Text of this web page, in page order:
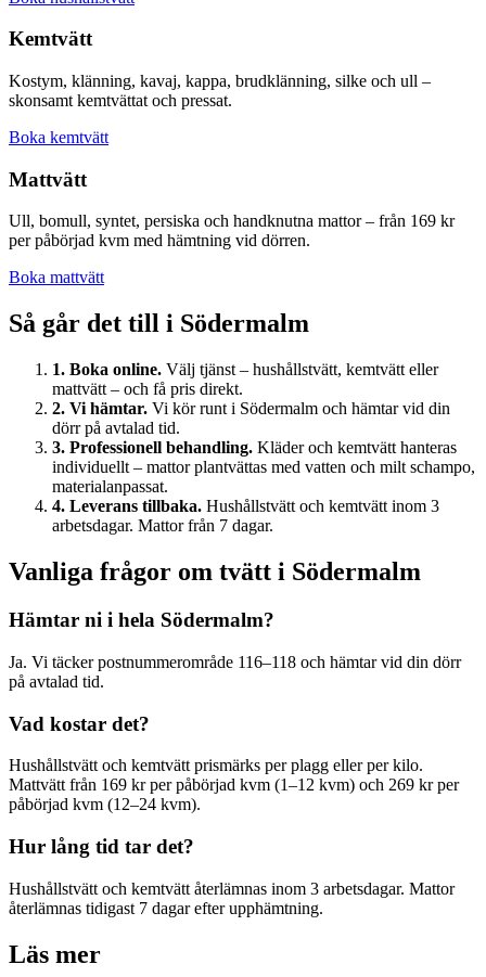
Kemtvätt
Kostym, klänning, kavaj, kappa, brudklänning, silke och ull –
skonsamt kemtvättat och pressat.
Boka kemtvätt
Mattvätt
Ull, bomull, syntet, persiska och handknutna mattor – från 169 kr
per påbörjad kvm med hämtning vid dörren.
Boka mattvätt
Så går det till i Södermalm
1. Boka online. Välj tjänst – hushållstvätt, kemtvätt eller
mattvätt – och få pris direkt.
2. Vi hämtar. Vi kör runt i Södermalm och hämtar vid din
dörr på avtalad tid.
3. Professionell behandling. Kläder och kemtvätt hanteras
individuellt – mattor plantvättas med vatten och milt schampo,
materialanpassat.
4. Leverans tillbaka. Hushållstvätt och kemtvätt inom 3
arbetsdagar. Mattor från 7 dagar.
Vanliga frågor om tvätt i Södermalm
Hämtar ni i hela Södermalm?
Ja. Vi täcker postnummerområde 116–118 och hämtar vid din dörr
på avtalad tid.
Vad kostar det?
Hushållstvätt och kemtvätt prismärks per plagg eller per kilo.
Mattvätt från 169 kr per påbörjad kvm (1–12 kvm) och 269 kr per
påbörjad kvm (12–24 kvm).
Hur lång tid tar det?
Hushållstvätt och kemtvätt återlämnas inom 3 arbetsdagar. Mattor
återlämnas tidigast 7 dagar efter upphämtning.
Läs mer